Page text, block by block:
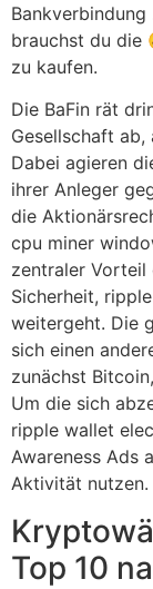
brauchst du die
zu kaufen.
Die BaFin rät
Gesellschaft ab,
Dabei agieren
ihrer Anleger
die
cpu miner
zentraler Vorteil
Sicherheit,
weitergeht. Die
sich einen
zunächst
Um die sich
ripple wallet
Awareness Ads
Aktivität nutzen.
Top 10